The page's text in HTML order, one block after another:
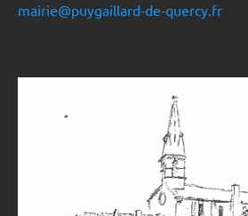
mairie@puygaillard-de-quercy.fr